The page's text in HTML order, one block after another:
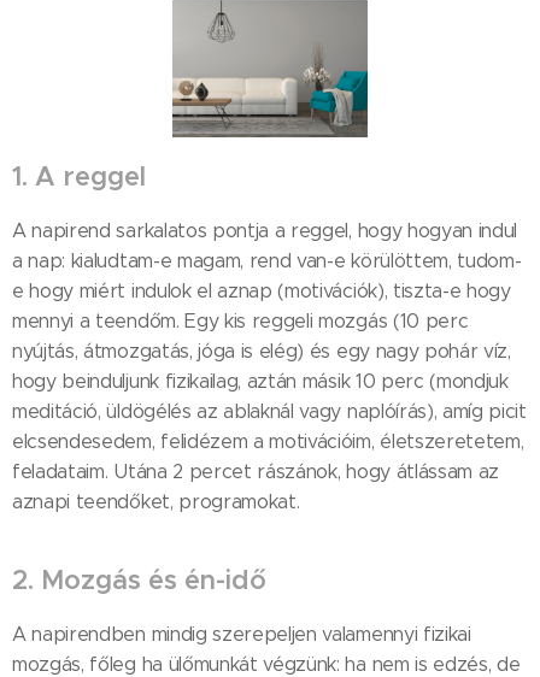
1. A reggel
A napirend sarkalatos pontja a reggel, hogy hogyan indul
a nap: kialudtam-e magam, rend van-e körülöttem, tudom-
e hogy miért indulok el aznap (motivációk), tiszta-e hogy
mennyi a teendőm. Egy kis reggeli mozgás (10 perc
nyújtás, átmozgatás, jóga is elég) és egy nagy pohár víz,
hogy beinduljunk fizikailag, aztán másik 10 perc (mondjuk
meditáció, üldögélés az ablaknál vagy naplóírás), amíg picit
elcsendesedem, felidézem a motivációim, életszeretetem,
feladataim. Utána 2 percet rászánok, hogy átlássam az
aznapi teendőket, programokat.
2. Mozgás és én-idő
A napirendben mindig szerepeljen valamennyi fizikai
mozgás, főleg ha ülőmunkát végzünk: ha nem is edzés, de